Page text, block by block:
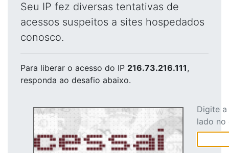
Seu IP fez diversas tentativas de
acessos suspeitos a sites hospedados
conosco.
Para liberar o acesso do IP 216.73.216.111,
responda ao desafio abaixo.
Digite
lado no